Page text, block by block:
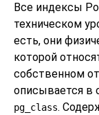
Все индексы
техническом
есть, они
которой
собственном
описывается в
pg_class.